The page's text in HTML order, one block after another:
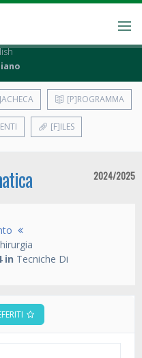
[P]ROGRAMMA
[F]ILES
2024/2025
in Tecniche Di